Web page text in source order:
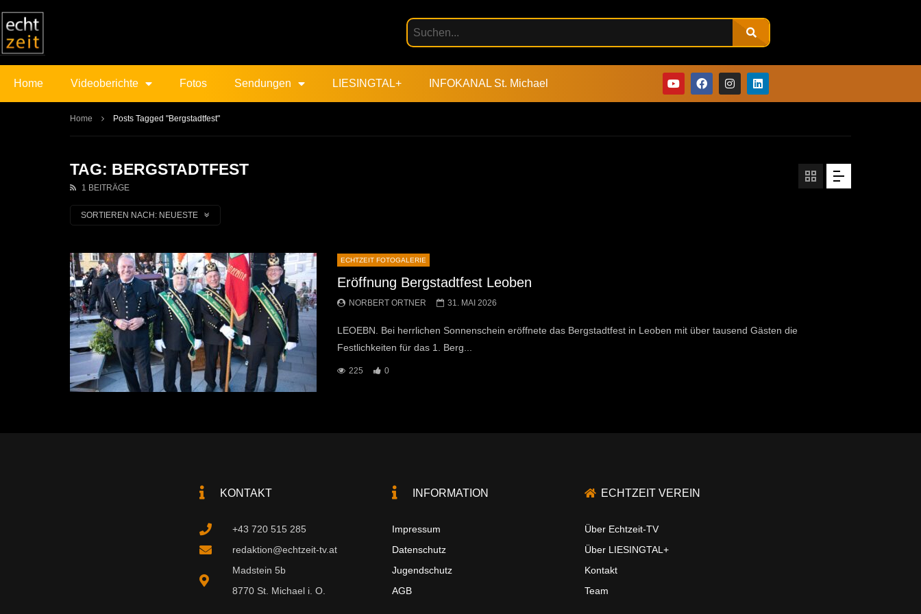
Home Videoberichte Fotos Sendungen LIESINGTAL+ INFOKANAL St. Michael
Home Posts Tagged "Bergstadtfest"
TAG: BERGSTADTFEST
1 BEITRÄGE
SORTIEREN NACH: NEUESTE
ECHTZEIT FOTOGALERIE
Eröffnung Bergstadtfest Leoben
NORBERT ORTNER 31. MAI 2026
LEOEBN. Bei herrlichen Sonnenschein eröffnete das Bergstadtfest in Leoben mit über tausend Gästen die
Festlichkeiten für das 1. Berg...
225 0
KONTAKT
+43 720 515 285
redaktion@echtzeit-tv.at
Madstein 5b
8770 St. Michael i. O.
INFORMATION
Impressum
Datenschutz
Jugendschutz
AGB
ECHTZEIT VEREIN
Über Echtzeit-TV
Über LIESINGTAL+
Kontakt
Team